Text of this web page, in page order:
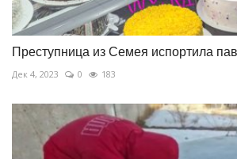
Преступница из Семея испортила
Дек 4, 2023 0 183